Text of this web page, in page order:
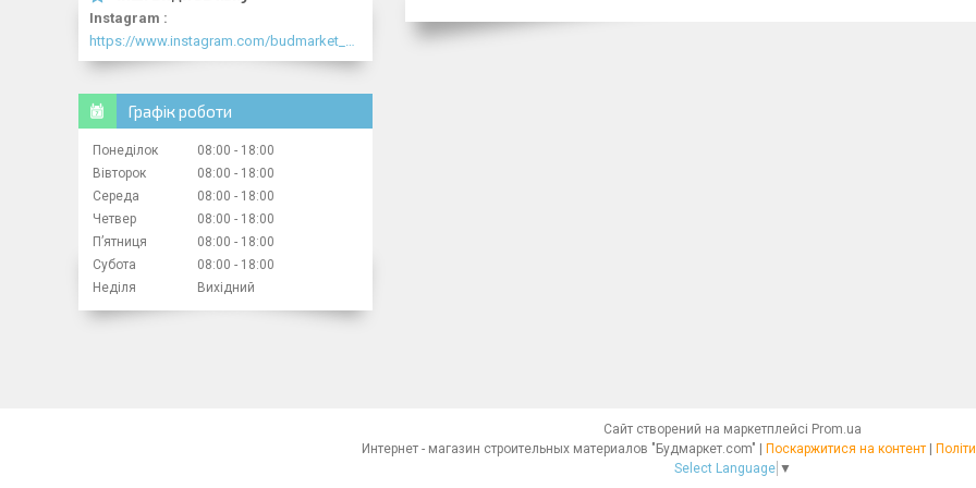
Instagram
Графік роботи
Понеділок 08:00
18:00
Вівторок
08:00
18:00
Середа
08:00
18:00
Четвер
08:00
18:00
Пʼятниця
08:00
18:00
Субота
08:00
18:00
Неділя
Вихідний
Сайт створений на маркетплейсі Prom.ua
Интернет - магазин строительных материалов "Будмаркет.com" | Поскаржитися на контент |
Select Language ▼